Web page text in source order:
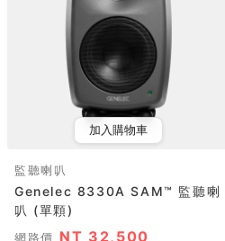
加入購物車
監聽喇叭
Genelec 8330A SAM™ 監聽喇
叭 (單顆)
網路價 NT 32,500